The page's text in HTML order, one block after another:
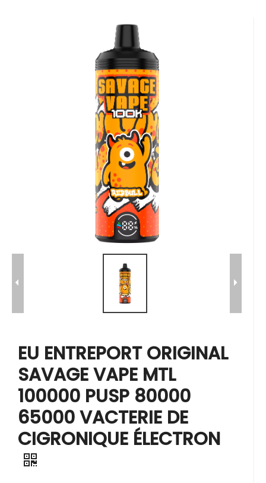
EU ENTREPORT ORIGINAL
SAVAGE VAPE MTL
100000 PUSP 80000
65000 VACTERIE DE
CIGRONIQUE ÉLECTRON